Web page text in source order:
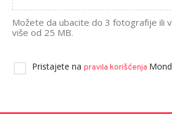
Možete da ubacite do 3 fotografije ili
više od 25 MB.
Pristajete na pravila korišćenja